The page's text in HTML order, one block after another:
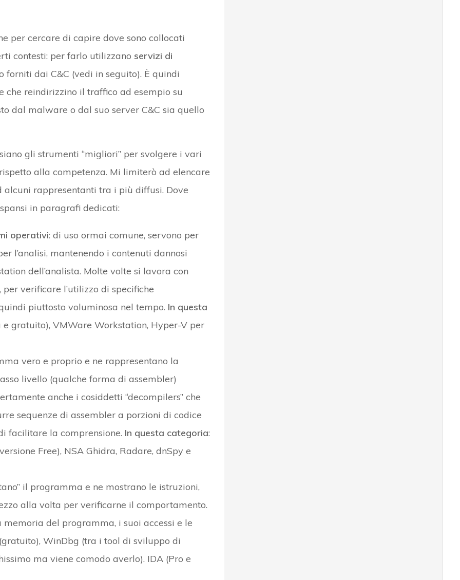
per cercare di capire dove sono collocati
contesti: per farlo utilizzano servizi di
forniti dai C&C (vedi in seguito). È quindi
reindirizzino il traffico ad esempio su
dal malware o dal suo server C&C sia quello
gli strumenti “migliori” per svolgere i vari
alla competenza. Mi limiterò ad elencare
rappresentanti tra i più diffusi. Dove
in paragrafi dedicati:
operativi: di uso ormai comune, servono per
l’analisi, mantenendo i contenuti dannosi
dell’analista. Molte volte si lavora con
verificare l’utilizzo di specifiche
piuttosto voluminosa nel tempo. In questa
gratuito), VMWare Workstation, Hyper-V per
vero e proprio e ne rappresentano la
livello (qualche forma di assembler)
anche i cosiddetti “decompilers” che
sequenze di assembler a porzioni di codice
facilitare la comprensione. In questa categoria:
Free), NSA Ghidra, Radare, dnSpy e
il programma e ne mostrano le istruzioni,
alla volta per verificarne il comportamento.
del programma, i suoi accessi e le
WinDbg (tra i tool di sviluppo di
ma viene comodo averlo). IDA (Pro e